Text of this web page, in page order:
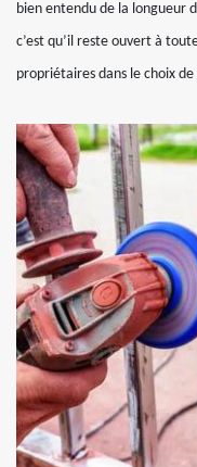
bien entendu de la longueur
c’est qu’il reste ouvert à
propriétaires dans le choix